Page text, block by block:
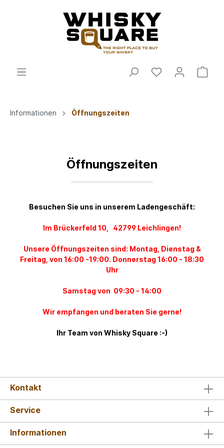
Informationen Öffnungszeiten
Öffnungszeiten
Besuchen Sie uns in unserem Ladengeschäft:
Im Brückerfeld 10, 42799 Leichlingen!
Unsere Öffnungszeiten sind: Montag, Dienstag &
Freitag, von 16:00 -19:00. Donnerstag 16:00 - 18:30
Uhr
Samstag von 09:30 - 14:00
Wir empfangen und beraten Sie gerne!
Ihr Team von Whisky Square :-)
Kontakt
Service
Informationen